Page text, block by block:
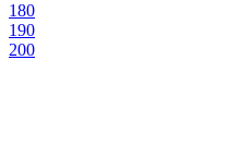
180
190
200